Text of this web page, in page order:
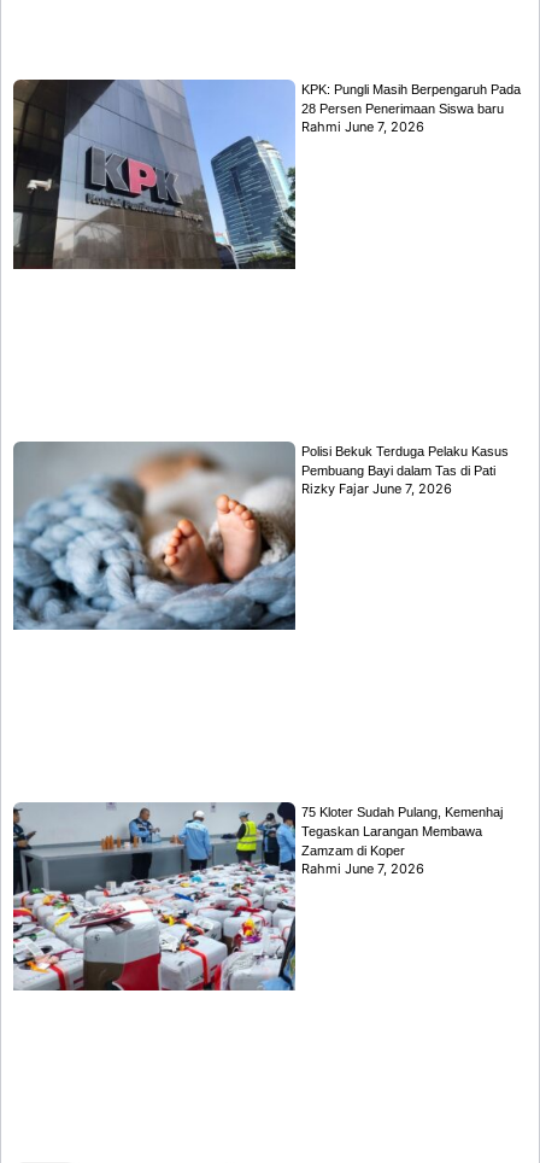
KPK: Pungli Masih Berpengaruh Pada
28 Persen Penerimaan Siswa baru
RahmiJune 7, 2026
Polisi Bekuk Terduga Pelaku Kasus
Pembuang Bayi dalam Tas di Pati
Rizky FajarJune 7, 2026
75 Kloter Sudah Pulang, Kemenhaj
Tegaskan Larangan Membawa
Zamzam di Koper
RahmiJune 7, 2026